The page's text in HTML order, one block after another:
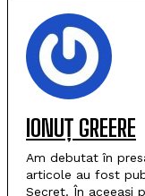
IONUȚ GREERE
Am debutat în
articole au fost
Secret. În aceeași